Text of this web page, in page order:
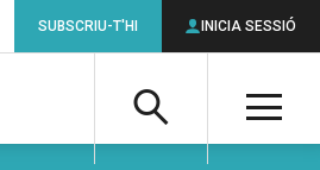
Cerca
SUBSCRIU-T'HI INICIA SESSIÓ